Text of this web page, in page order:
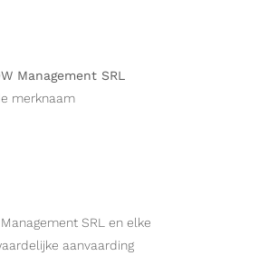
Management SRL
merknaam
SRL en elke
aanvaarding